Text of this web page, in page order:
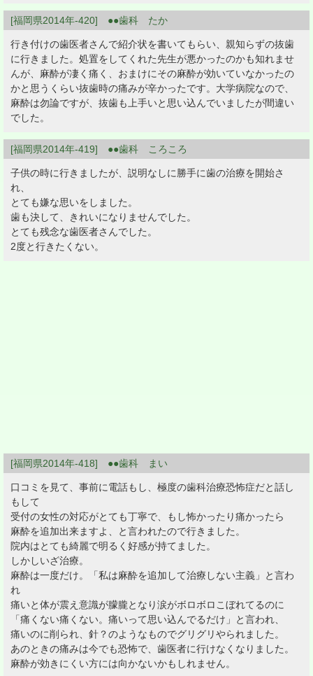
[福岡県2014年-420] ●●歯科 たか
行き付けの歯医者さんで紹介状を書いてもらい、親知らずの抜歯
に行きました。処置をしてくれた先生が悪かったのかも知れませ
んが、麻酔が凄く痛く、おまけにその麻酔が効いていなかったの
かと思うくらい抜歯時の痛みが辛かったです。大学病院なので、
麻酔は勿論ですが、抜歯も上手いと思い込んでいましたが間違い
でした。
[福岡県2014年-419] ●●歯科 ころころ
子供の時に行きましたが、説明なしに勝手に歯の治療を開始さ
れ、
とても嫌な思いをしました。
歯も決して、きれいになりませんでした。
とても残念な歯医者さんでした。
2度と行きたくない。
[福岡県2014年-418] ●●歯科 まい
口コミを見て、事前に電話もし、極度の歯科治療恐怖症だと話し
もして
受付の女性の対応がとても丁寧で、もし怖かったり痛かったら
麻酔を追加出来ますよ、と言われたので行きました。
院内はとても綺麗で明るく好感が持てました。
しかしいざ治療。
麻酔は一度だけ。「私は麻酔を追加して治療しない主義」と言わ
れ
痛いと体が震え意識が朦朧となり涙がボロボロこぼれてるのに
「痛くない痛くない。痛いって思い込んでるだけ」と言われ、
痛いのに削られ、針？のようなものでグリグリやられました。
あのときの痛みは今でも恐怖で、歯医者に行けなくなりました。
麻酔が効きにくい方には向かないかもしれません。